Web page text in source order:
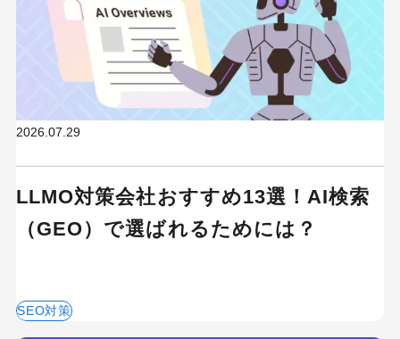
2026.07.29
LLMO対策会社おすすめ13選！AI検索
（GEO）で選ばれるためには？
SEO対策